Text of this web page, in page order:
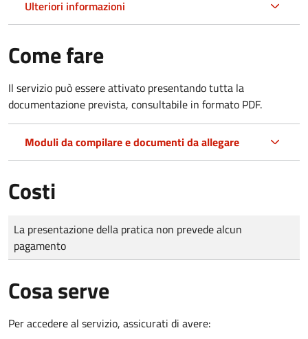
Ulteriori informazioni
Come fare
Il servizio può essere attivato presentando tutta la
documentazione prevista, consultabile in formato PDF.
Moduli da compilare e documenti da allegare
Costi
Tipo di pagamento
Importo
La presentazione della pratica non prevede alcun
pagamento
Cosa serve
Per accedere al servizio, assicurati di avere: